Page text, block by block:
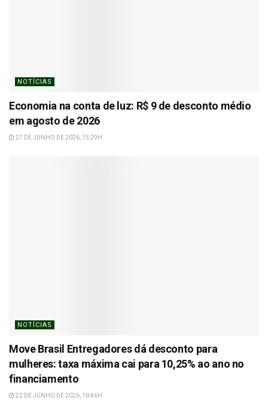
NOTÍCIAS
Economia na conta de luz: R$ 9 de desconto médio
em agosto de 2026
27 DE JUNHO DE 2026, 15:29H
NOTÍCIAS
Move Brasil Entregadores dá desconto para
mulheres: taxa máxima cai para 10,25% ao ano no
financiamento
22 DE JUNHO DE 2026, 10:46H